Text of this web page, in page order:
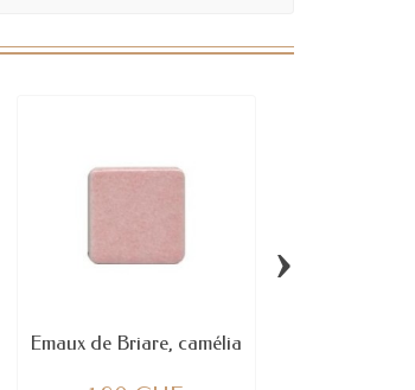
Emaux de Briare, camélia
›